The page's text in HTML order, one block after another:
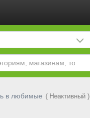
в любимые ( Неактивный )